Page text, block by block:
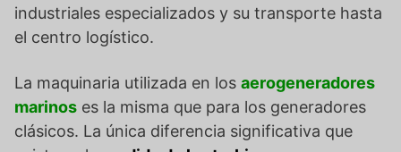
industriales especializados y su transporte hasta
el centro logístico.
La maquinaria utilizada en los aerogeneradores
marinos es la misma que para los generadores
clásicos. La única diferencia significativa que